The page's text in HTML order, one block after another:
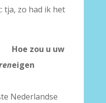
tja, zo had ik het
Hoe zou u uw
eigen
Nederlandse